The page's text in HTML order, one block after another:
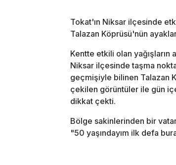
Tokat'ın Niksar ilçesinde
Talazan Köprüsü'nün
Kentte etkili olan yağışların
Niksar ilçesinde taşma
geçmişiyle bilinen Talazan
çekilen görüntüler ile gün
dikkat çekti.
Bölge sakinlerinden bir
"50 yaşındayım ilk defa